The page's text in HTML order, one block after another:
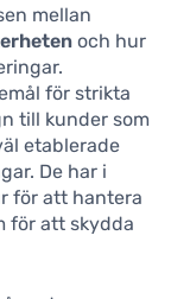
mellan
och hur
för strikta
till kunder som
etablerade
De har i
för att hantera
för att skydda